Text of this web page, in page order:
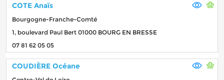
COTE Anaïs
Bourgogne-Franche-Comté
1, boulevard Paul Bert 01000 BOURG EN BRESSE
07 81 62 05 05
COUDIÈRE Océane